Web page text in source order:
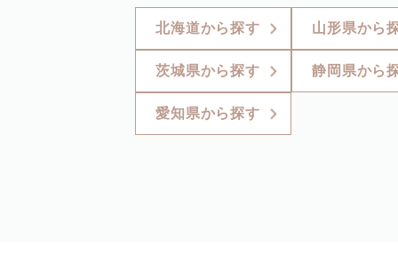
北海道から探す 山形県から
茨城県から探す 静岡県から
愛知県から探す